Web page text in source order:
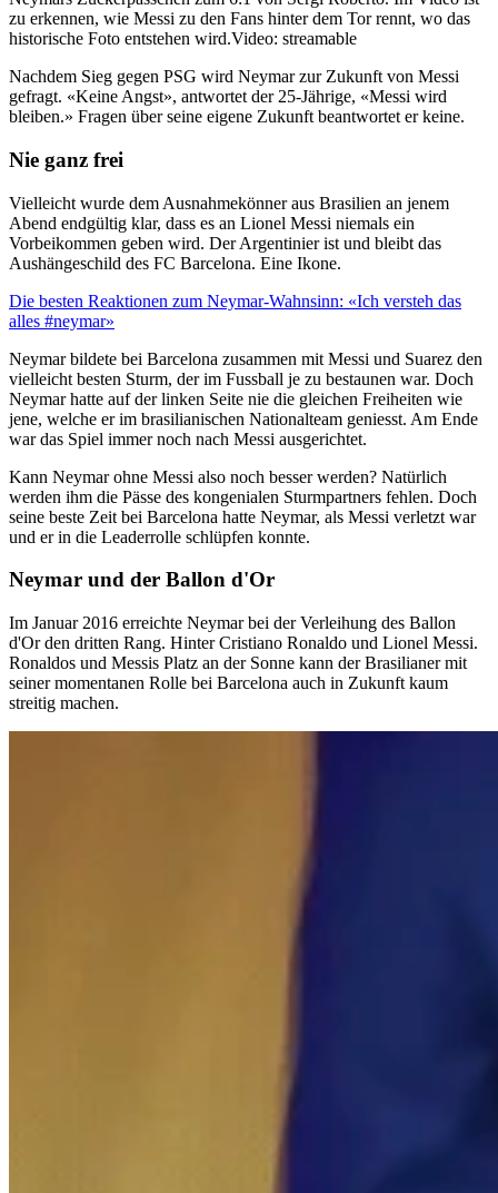
zu erkennen, wie Messi zu den Fans hinter dem Tor rennt, wo das
historische Foto entstehen wird.Video: streamable
Nachdem Sieg gegen PSG wird Neymar zur Zukunft von Messi
gefragt. «Keine Angst», antwortet der 25-Jährige, «Messi wird
bleiben.» Fragen über seine eigene Zukunft beantwortet er keine.
Nie ganz frei
Vielleicht wurde dem Ausnahmekönner aus Brasilien an jenem
Abend endgültig klar, dass es an Lionel Messi niemals ein
Vorbeikommen geben wird. Der Argentinier ist und bleibt das
Aushängeschild des FC Barcelona. Eine Ikone.
Die besten Reaktionen zum Neymar-Wahnsinn: «Ich versteh das
alles #neymar»
Neymar bildete bei Barcelona zusammen mit Messi und Suarez den
vielleicht besten Sturm, der im Fussball je zu bestaunen war. Doch
Neymar hatte auf der linken Seite nie die gleichen Freiheiten wie
jene, welche er im brasilianischen Nationalteam geniesst. Am Ende
war das Spiel immer noch nach Messi ausgerichtet.
Kann Neymar ohne Messi also noch besser werden? Natürlich
werden ihm die Pässe des kongenialen Sturmpartners fehlen. Doch
seine beste Zeit bei Barcelona hatte Neymar, als Messi verletzt war
und er in die Leaderrolle schlüpfen konnte.
Neymar und der Ballon d'Or
Im Januar 2016 erreichte Neymar bei der Verleihung des Ballon
d'Or den dritten Rang. Hinter Cristiano Ronaldo und Lionel Messi.
Ronaldos und Messis Platz an der Sonne kann der Brasilianer mit
seiner momentanen Rolle bei Barcelona auch in Zukunft kaum
streitig machen.